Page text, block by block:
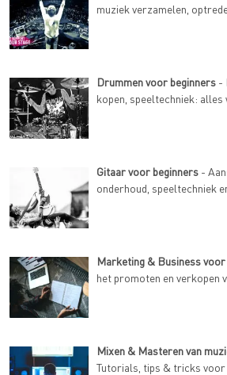
muziek verzamelen,
Drummen voor beginners -
kopen, speeltechniek:
Gitaar voor beginners -
onderhoud, speeltechniek
Marketing & Business
het promoten en verkopen
Mixen & Masteren van
Tutorials, tips & tricks voor